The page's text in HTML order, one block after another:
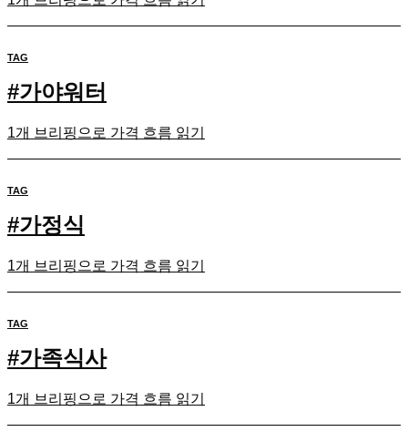
TAG
#가야워터
1개 브리핑으로 가격 흐름 읽기
TAG
#가정식
1개 브리핑으로 가격 흐름 읽기
TAG
#가족식사
1개 브리핑으로 가격 흐름 읽기